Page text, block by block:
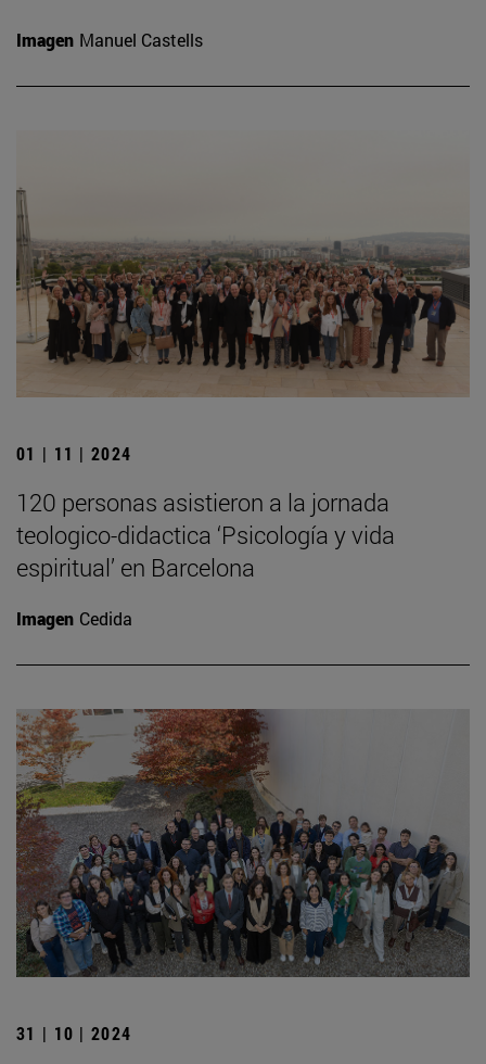
Imagen Manuel Castells
01 | 11 | 2024
120 personas asistieron a la jornada
teologico-didactica ‘Psicología y vida
espiritual’ en Barcelona
Imagen Cedida
31 | 10 | 2024